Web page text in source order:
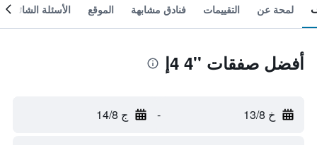
لمحة عن التقييمات فنادق مشابهة الموقع الأسئلة الشائعة
أفضل صفقات ''4 4إ
خ 13/8 - ج 14/8